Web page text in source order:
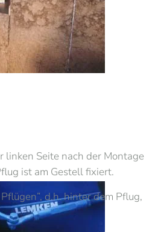
linken Seite nach der Montage
ist am Gestell fixiert.
d.h. hinter dem Pflug,